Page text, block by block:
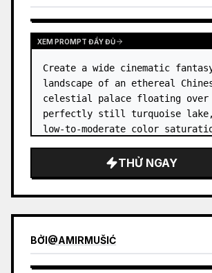
XEM PROMPT ĐẦY ĐỦ
Create a wide cinematic
landscape of an ethereal
celestial palace floating over
perfectly still turquoise
low-to-moderate color
composition on an enormous
and pale a…
THỬ NGAY
BỞI@AMIRMUŠIĆ